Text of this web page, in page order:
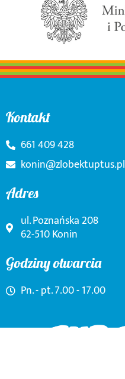
Kontakt
661 409 428
konin@zlobektuptus.pl
Adres
ul. Poznańska 208
62-510 Konin
Godziny otwarcia
Pn. - pt. 7.00 - 17.00